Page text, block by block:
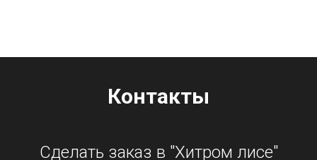
Контакты
Сделать заказ в "Хитром лисе"